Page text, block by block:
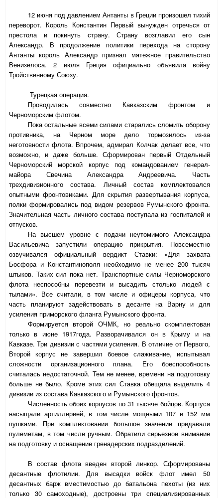
12 июня под давлением Антанты в Греции произошел тихий
переворот. Король Константин Первый вынужден отречься от
престола и покинуть страну. Страну возглавил его сын
Александр. В продолжение политики перехода на сторону
Антанты король Александр признал мятежное правительство
Венизелоса. 2 июля Греция официально объявила войну
Тройственному Союзу.
Турецкая операция.
Проводилась совместно Кавказским фронтом и
Черноморским флотом.
Пока остальные всеми силами старались сломить оборону
противника, на Черном море дело тормозилось из-за
неготовности флота. Впрочем, адмирал Колчак делает все, что
возможно, и даже больше. Сформирован первый Отдельный
Черноморский морской корпус под командованием генерал-
майора Свечина Александра Андреевича. Часть
трехдивизионного состава. Личный состав комплектовался
опытными фронтовиками. Для скрытия развертывания корпуса,
полки формировались под видом резервов Румынского фронта.
Значительная часть личного состава поступала из госпиталей и
отпусков.
На высшем уровне с подачи неутомимого Александра
Васильевича запустили операцию прикрытия. Повсеместно
озвучивался официальный вердикт Ставки: «Для захвата
Босфора и Константинополя необходимо не менее 200 тысяч
штыков. Таких сил пока нет. Транспортные силы Черноморского
флота неспособны перевезти и высадить столько людей с
тылами». Все считали, в том числе и офицеры корпуса, что
часть планируют задействовать в десанте на Варну и для
усиления приморского фланга Румынского фронта.
Формируется второй ОЧМК, но реально скомплектован
только в июне 1917года. Разворачивался он в Крыму и на
Кавказе. Три дивизии с частями усиления. В отличие от Первого,
Второй корпус не завершил боевое слаживание, испытывал
сложности организационного плана. Его боеспособность
считалась недостаточной. Тем не менее, времени на подготовку
больше не было. Кроме этих сил Ставка обещала выделить 4
дивизии из состава Кавказского и Румынского фронтов.
Численность обоих корпусов по 31 тысяче бойцов. Корпуса
насыщали артиллерией, в том числе мощными 107 и 152 мм
пушками. При комплектовании большое значение придавали
пулеметам, в том числе ручным. Обратили серьезное внимание
на подготовку и оснащение гренадерских подразделений.
В состав флота введен второй линкор. Сформированы
десантные флотилии. Для высадки войск флот имел 50
десантных барж вместимостью до батальона пехоты (из них
только 30 самоходные), достроены три специализированных